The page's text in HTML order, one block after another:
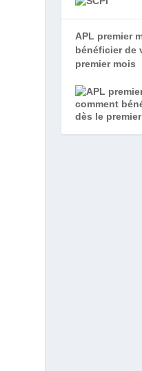
APL premier
bénéficier de
premier mois